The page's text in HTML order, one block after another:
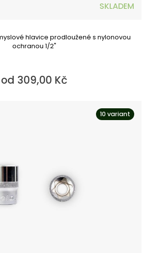
SKLADEM
hlavice prodloužené s nylonovou
ochranou 1/2"
od 309,00 Kč
10 variant